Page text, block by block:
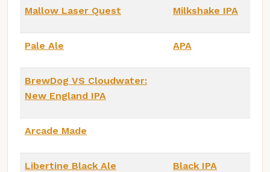
Mallow Laser Quest Milkshake IPA
Pale Ale APA
BrewDog VS Cloudwater:
New England IPA
Arcade Made
Libertine Black Ale Black IPA